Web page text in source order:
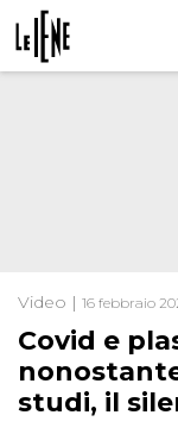
Video | 16 febbraio
Covid e
studi, il